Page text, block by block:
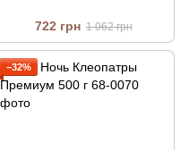
722 грн 1 062 грн
−32%